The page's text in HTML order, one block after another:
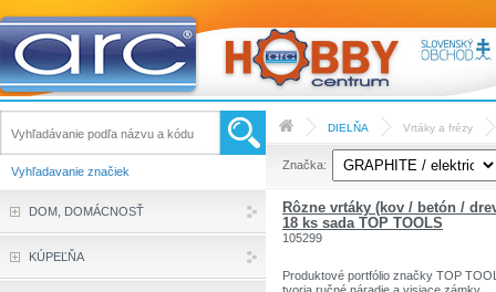
DIELŇA Vrtáky a frézy
Značka:
Rôzne vrtáky (kov / betón /
18 ks sada TOP TOOLS
105299
Produktové portfólio značky TOP
Vyhľadavanie značiek
DOM, DOMÁCNOSŤ
KÚPEĽŇA